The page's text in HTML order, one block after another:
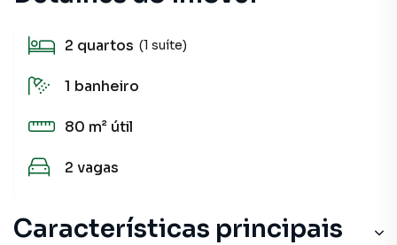
2 quartos (1 suíte)
1 banheiro
80 m² útil
2 vagas
Características principais